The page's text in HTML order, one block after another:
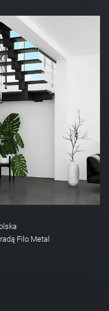
Filo Metal